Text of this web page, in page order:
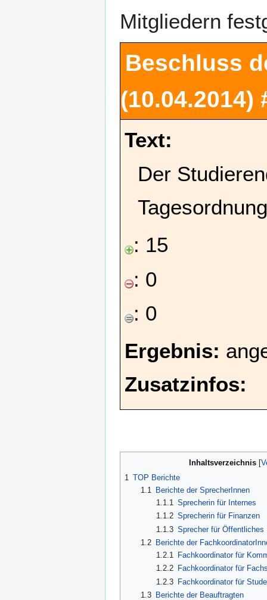
Mitgliedern
Beschluss
Text:
Der
: 15
: 0
: 0
Ergebnis:
Zusatzinfos:
Inhaltsverzeichnis
1
TOP Berichte
1.1
Berichte der SprecherInnen
1.1.1
Sprecherin für Internes
1.1.2 Sprecherin für Finanzen
1.1.3 Sprecher für Öffentliches
1.2
Berichte der
1.2.1
Fachkoordinator für
1.2.2 Fachkoordinator für
1.2.3 Fachkoordinator für
1.3
Berichte der Beauftragten